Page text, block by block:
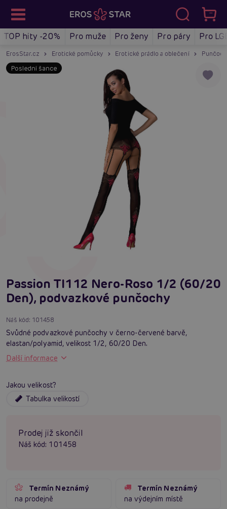
TOP hity -20% Pro muže Pro ženy Pro páry Pro
ErosStar.cz Erotické pomůcky Erotické prádlo a oblečení
Poslední šance
Passion TI112 Nero-Roso 1/2 (60/20
Den), podvazkové punčochy
Náš kód: 101458
Svůdné podvazkové punčochy v černo-červené barvě,
elastan/polyamid, velikost 1/2, 60/20 Den.
Další informace
Jakou velikost?
Tabulka velikostí
Prodej již skončil
Náš kód: 101458
Termín Neznámý
na prodejně
Termín Neznámý
na výdejním místě